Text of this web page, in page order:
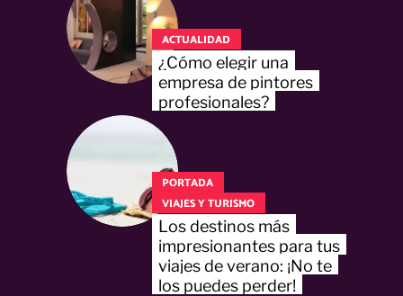
ACTUALIDAD
¿Cómo elegir una
empresa de pintores
profesionales?
PORTADA
VIAJES Y TURISMO
Los destinos más
impresionantes para tus
viajes de verano: ¡No te
los puedes perder!